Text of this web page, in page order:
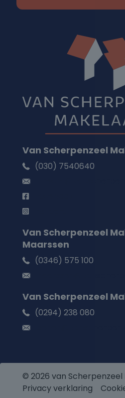
Van Scherpenzeel
(030) 7540640
Van Scherpenzeel
Maarssen
(0346) 575 100
Van Scherpenzeel
(0294) 238 080
© 2026 van
Privacy verklaring